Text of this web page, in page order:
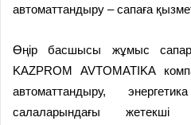
автоматтандыру – сапаға
Өңір басшысы жұмыс
KAZPROM AVTOMATIKA
автоматтандыру,
салаларындағы жетекші